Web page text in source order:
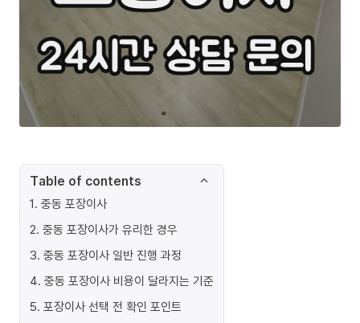
Table of contents
1. 중동 포장이사
2. 중동 포장이사가 유리한 경우
3. 중동 포장이사 일반 진행 과정
4. 중동 포장이사 비용이 달라지는 기준
5. 포장이사 선택 전 확인 포인트